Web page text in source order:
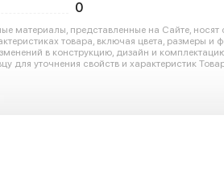
0
материалы, представленные на Сайте,
товара, включая цвета, размеры
в конструкцию, дизайн и
для уточнения свойств и характеристик